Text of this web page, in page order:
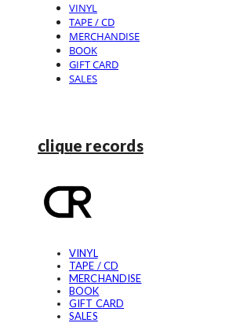
VINYL
TAPE / CD
MERCHANDISE
BOOK
GIFT CARD
SALES
clique records
VINYL
TAPE / CD
MERCHANDISE
BOOK
GIFT CARD
SALES